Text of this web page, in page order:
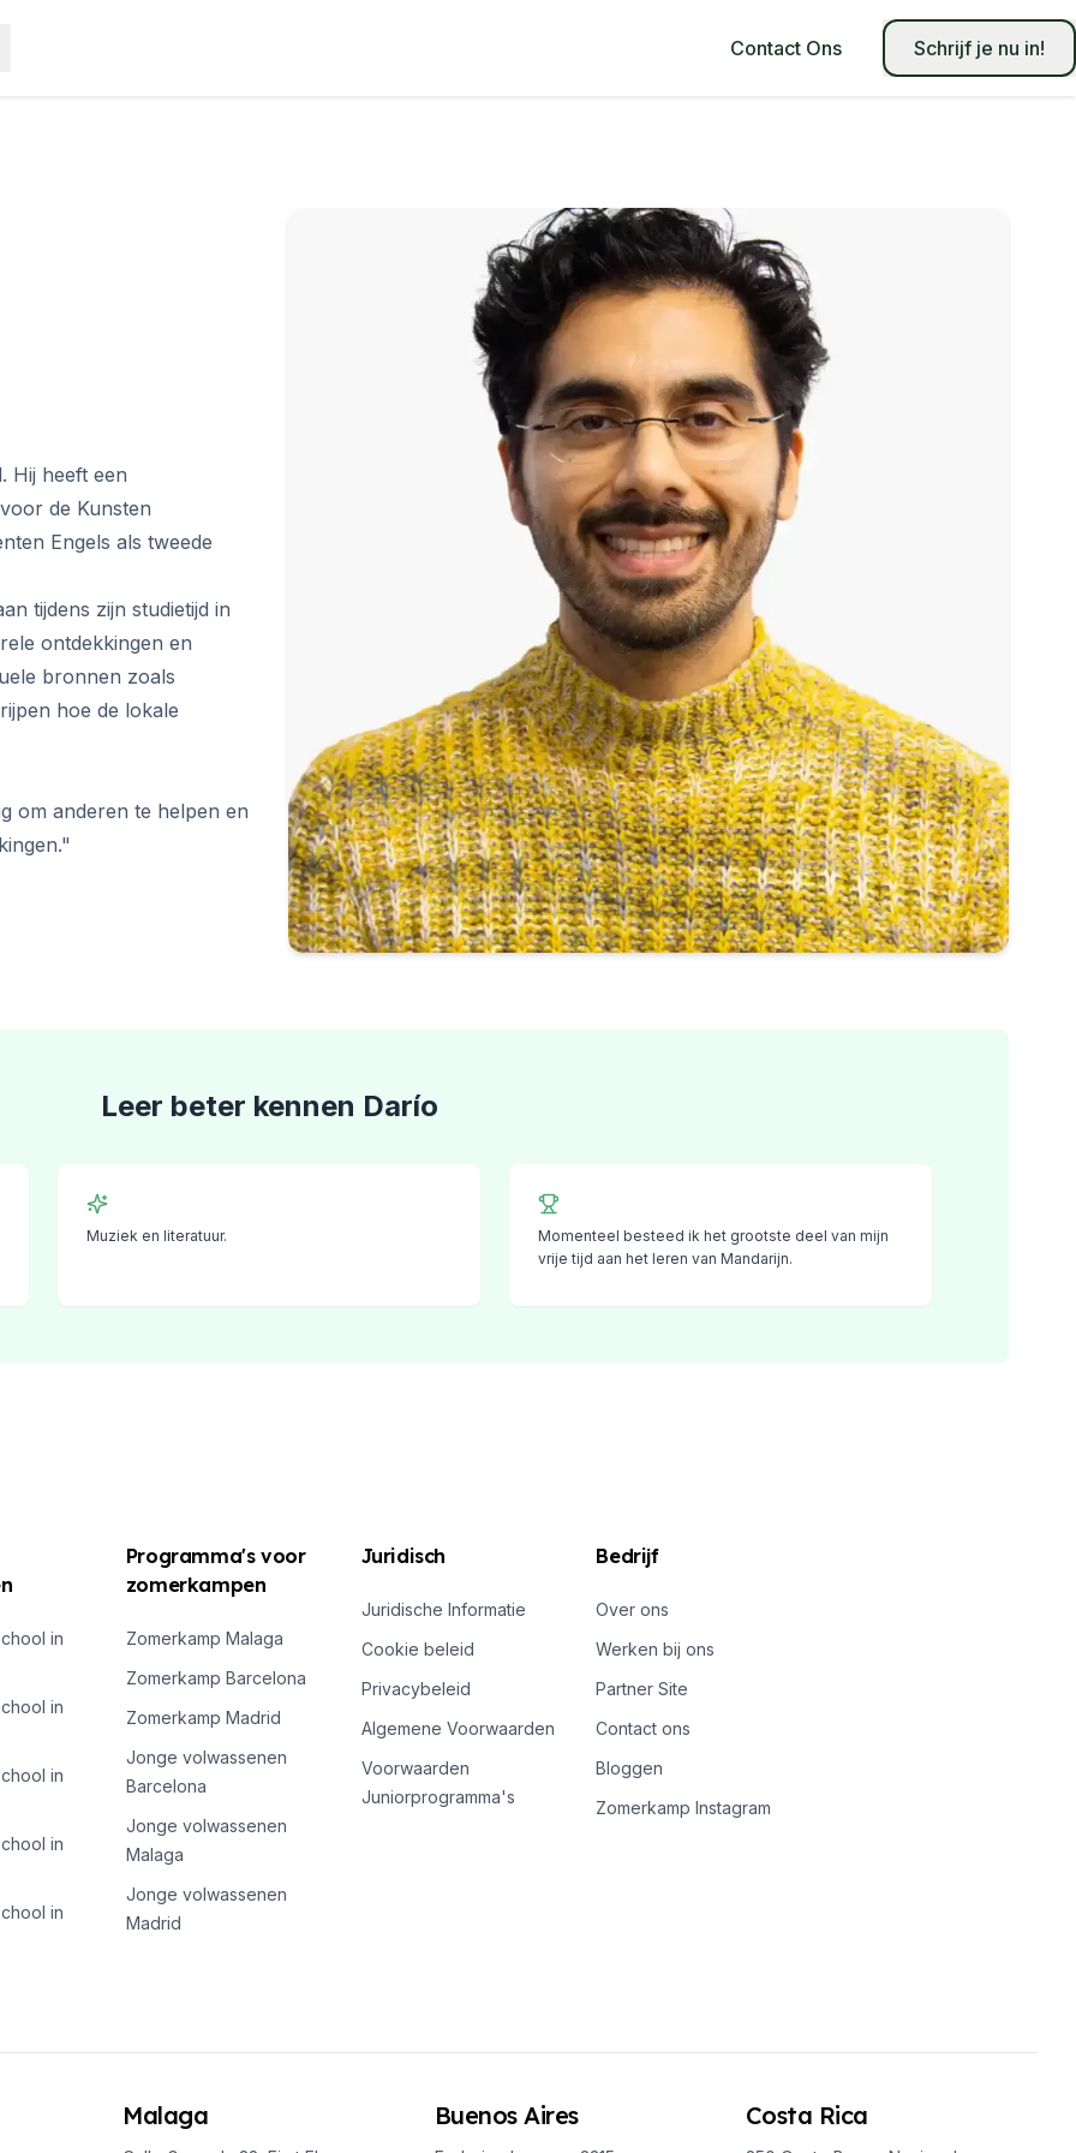
sessies.
Contact Ons Schrijf je nu in!
Hij heeft een
de Kunsten
Engels als tweede
​​tijdens zijn studietijd in
ontdekkingen en
bronnen zoals
hoe de lokale
om anderen te helpen en
Leer beter kennen Darío
Muziek en literatuur.
Momenteel besteed ik het grootste deel van mijn
vrije tijd aan het leren van Mandarijn.
in
in
in
in
in
Programma's voor
zomerkampen
Zomerkamp Malaga
Zomerkamp Barcelona
Zomerkamp Madrid
Jonge volwassenen
Barcelona
Jonge volwassenen
Malaga
Jonge volwassenen
Madrid
Juridisch
Juridische Informatie
Cookie beleid
Privacybeleid
Algemene Voorwaarden
Voorwaarden
Juniorprogramma's
Bedrijf
Over ons
Werken bij ons
Partner Site
Contact ons
Bloggen
Zomerkamp Instagram
Malaga Buenos Aires Costa Rica